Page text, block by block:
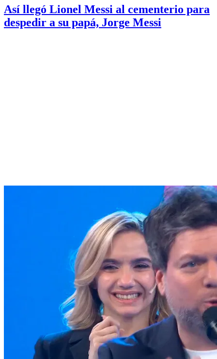
Así llegó Lionel Messi al cementerio para
despedir a su papá, Jorge Messi